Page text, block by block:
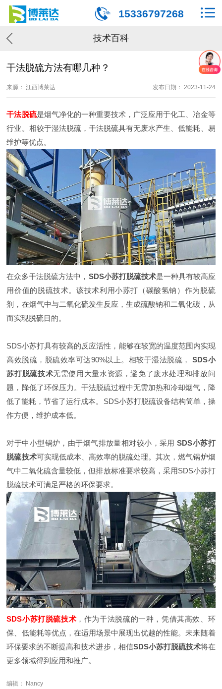
15336797268
技术百科
干法脱硫方法有哪几种？
来源： 江西博莱达 发布日期： 2023-11-24
干法脱硫是烟气净化的一种重要技术，广泛应用于化工、冶金等
行业。相较于湿法脱硫，干法脱硫具有无废水产生、低能耗、易
维护等优点。
在众多干法脱硫方法中， SDS小苏打脱硫技术是一种具有较高应
用价值的脱硫技术。该技术利用小苏打（碳酸氢钠）作为脱硫
剂，在烟气中与二氧化硫发生反应，生成硫酸钠和二氧化碳，从
而实现脱硫目的。
SDS小苏打具有较高的反应活性，能够在较宽的温度范围内实现
高效脱硫，脱硫效率可达90%以上。相较于湿法脱硫，SDS小
苏打脱硫技术无需使用大量水资源，避免了废水处理和排放问
题，降低了环保压力。干法脱硫过程中无需加热和冷却烟气，降
低了能耗，节省了运行成本。SDS小苏打脱硫设备结构简单，操
作方便，维护成本低。
对于中小型锅炉，由于烟气排放量相对较小，采用SDS小苏打
脱硫技术可实现低成本、高效率的脱硫处理。其次，燃气锅炉烟
气中二氧化硫含量较低，但排放标准要求较高，采用SDS小苏打
脱硫技术可满足严格的环保要求。
SDS小苏打脱硫技术 ，作为干法脱硫的一种，凭借其高效、环
保、低能耗等优点，在适用场景中展现出优越的性能。未来随着
环保要求的不断提高和技术进步，相信SDS小苏打脱硫技术将在
更多领域得到应用和推广。
编辑： Nancy